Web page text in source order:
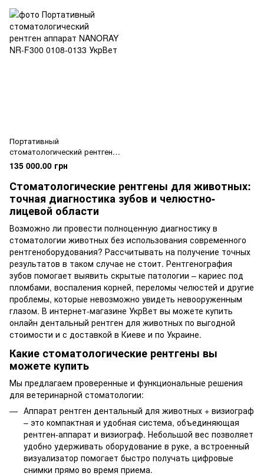
Портативный
стоматологический рентген
аппарат NANORAY NR-F300
135 000.00 грн
Стоматологические рентгены для животных:
точная диагностика зубов и челюстно-
лицевой области
Возможно ли провести полноценную диагностику в
стоматологии животных без использования современного
рентгеноборудования? Рассчитывать на получение точных
результатов в таком случае не стоит. Рентгенография
зубов помогает выявить скрытые патологии – кариес под
пломбами, воспаления корней, переломы челюстей и другие
проблемы, которые невозможно увидеть невооруженным
глазом. В интернет-магазине УкрВет вы можете купить
онлайн дентальный рентген для животных по выгодной
стоимости и с доставкой в Киеве и по Украине.
Какие стоматологические рентгены вы
можете купить
Мы предлагаем проверенные и функциональные решения
для ветеринарной стоматологии:
Аппарат рентген дентальный для животных + визиограф
– это компактная и удобная система, объединяющая
рентген-аппарат и визиограф. Небольшой вес позволяет
удобно удерживать оборудование в руке, а встроенный
визуализатор помогает быстро получать цифровые
снимки прямо во время приема.